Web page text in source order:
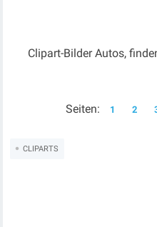
Clipart-Bilder Autos,
Seiten: 1 2
CLIPARTS